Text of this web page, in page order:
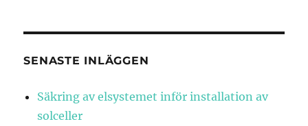
SENASTE INLÄGGEN
Säkring av elsystemet inför installation av
solceller